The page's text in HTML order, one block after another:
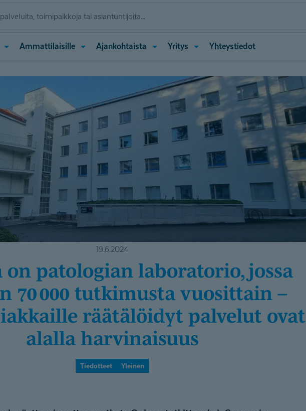
Avaa
Ammattilaisille Avaa
Ajankohtaista Avaa
Yritys Avaa
Yhteystiedot
19.6.2024
70 000 tutkimusta vuosittain –
räätälöidyt palvelut ovat
alalla harvinaisuus
Tiedotteet Yleinen